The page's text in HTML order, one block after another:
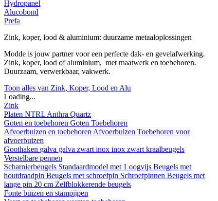
Hydropanel
Alucobond
Prefa
Zink, koper, lood & aluminium: duurzame metaaloplossingen
Modde is jouw partner voor een perfecte dak- en gevelafwerking.
Zink, koper, lood of aluminium, met maatwerk en toebehoren.
Duurzaam, verwerkbaar, vakwerk.
Toon alles van Zink, Koper, Lood en Alu
Loading...
Zink
Platen NTRL Anthra Quartz
Goten en toebehoren Goten Toebehoren
Afvoerbuizen en toebehoren Afvoerbuizen Toebehoren voor
afvoerbuizen
Goothaken galva galva zwart inox inox zwart kraalbeugels
Verstelbare pennen
Scharnierbeugels Standaardmodel met 1 oogvijs Beugels met
houtdraadpin Beugels met schroefpin Schroefpinnen Beugels met
lange pin 20 cm Zelfblokkerende beugels
Fonte buizen en stampijpen